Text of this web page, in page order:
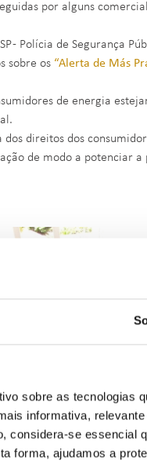
sobre as tecnologias
informativa,
considera-se essencial
forma, ajudamos a
por alguns
- Polícia de Segurança
sobre os “Alerta de Más
de energia
direitos dos
de modo a potenciar